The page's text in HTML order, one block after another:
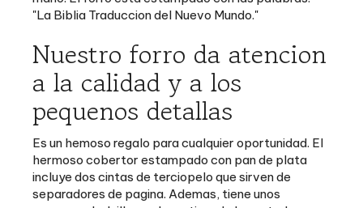
Nuestro forro da atencion
a la calidad y a los
pequenos detallas
Es un hemoso regalo para cualquier oportunidad. El
hermoso cobertor estampado con pan de plata
incluye dos cintas de terciopelo que sirven de
separadores de pagina. Ademas, tiene unos
pequenos bolsillos en los retiros de la portada y
contraportada donde puedes guardar tarjetas de